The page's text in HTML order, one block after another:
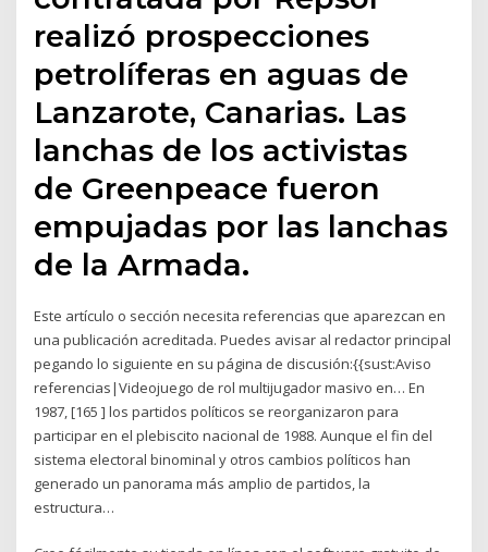
realizó prospecciones
petrolíferas en aguas de
Lanzarote, Canarias. Las
lanchas de los activistas
de Greenpeace fueron
empujadas por las lanchas
de la Armada.
Este artículo o sección necesita referencias que aparezcan en
una publicación acreditada. Puedes avisar al redactor principal
pegando lo siguiente en su página de discusión:{{sust:Aviso
referencias|Videojuego de rol multijugador masivo en… En
1987, [165 ] los partidos políticos se reorganizaron para
participar en el plebiscito nacional de 1988. Aunque el fin del
sistema electoral binominal y otros cambios políticos han
generado un panorama más amplio de partidos, la
estructura…